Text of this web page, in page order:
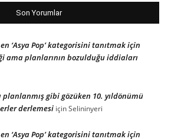
Son Yorumlar
‘Asya Pop’ kategorisini tanıtmak için
ama planlarının bozulduğu iddiaları
planlanmış gibi gözüken 10. yıldönümü
derlemesi içinSelininyeri
‘Asya Pop’ kategorisini tanıtmak için